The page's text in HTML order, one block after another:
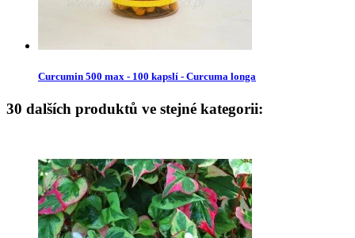
Curcumin 500 max - 100 kapslí - Curcuma longa
30 dalších produktů ve stejné kategorii: